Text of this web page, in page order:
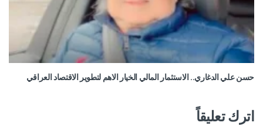
حسن علي الدغاري.. الاستثمار المالي الخيار الاهم لتطوير الاقتصاد العراقي
اترك تعليقاً